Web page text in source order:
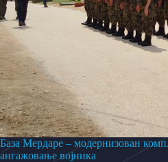
База Мердаре – модернизован
ангажовање војника